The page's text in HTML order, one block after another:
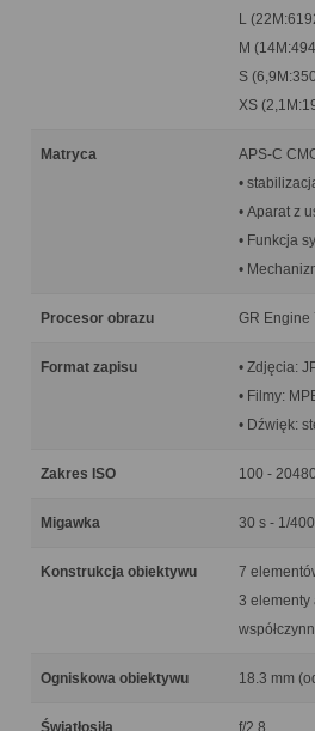
L
M
S
XS
Matryca
APS-C
•
• Aparat z
• Funkcja
•
Procesor obrazu GR Engine
Format zapisu
• Zdjęcia:
• Filmy:
• Dźwięk:
Zakres ISO 100 -
Migawka 30 s - 1/
Konstrukcja obiektywu
7
3 elementy
Ogniskowa obiektywu 18.3 mm
Światłosiła f/2.8